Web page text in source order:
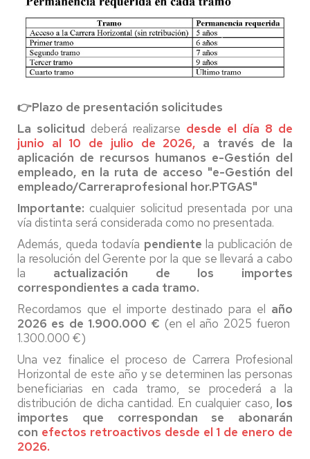
👉Plazo de presentación solicitudes
La solicitud deberá realizarse desde el día 8 de
junio al 10 de julio de 2026, a través de la
aplicación de recursos humanos e-Gestión del
empleado, en la ruta de acceso "e-Gestión del
empleado/Carreraprofesional hor.PTGAS"
Importante: cualquier solicitud presentada por una
vía distinta será considerada como no presentada.
Además, queda todavía pendiente la publicación de
la resolución del Gerente por la que se llevará a cabo
la actualización de los importes
correspondientes a cada tramo.
Recordamos que el importe destinado para el año
2026 es de 1.900.000 € (en el año 2025 fueron
1.300.000 €)
Una vez finalice el proceso de Carrera Profesional
Horizontal de este año y se determinen las personas
beneficiarias en cada tramo, se procederá a la
distribución de dicha cantidad. En cualquier caso, los
importes que correspondan se abonarán
con efectos retroactivos desde el 1 de enero de
2026.